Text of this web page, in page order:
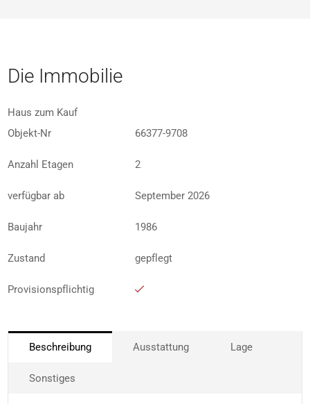
Die Immobilie
Haus zum Kauf
Objekt-Nr
66377-9708
Anzahl Etagen 2
verfügbar ab September 2026
Baujahr 1986
Zustand gepflegt
Provisionspflichtig
Beschreibung Ausstattung Lage
Sonstiges